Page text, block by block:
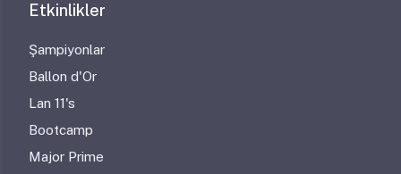
Etkinlikler
Şampiyonlar
Ballon d'Or
Lan 11's
Bootcamp
Major Prime